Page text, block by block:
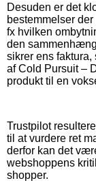
Desuden er det
bestemmelser
fx hvilken
den
sikrer ens
af Cold Pursuit –
produkt til en
Trustpilot
til at vurdere ret
derfor kan det
webshoppens
shopper.